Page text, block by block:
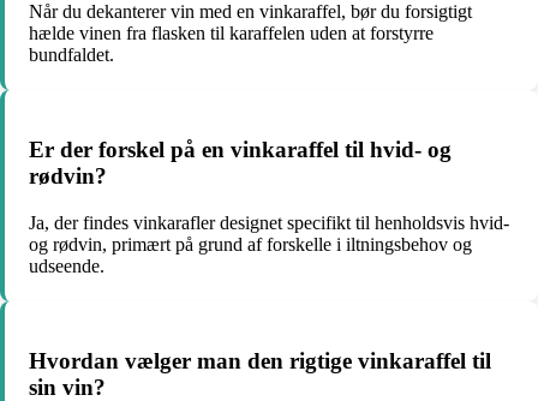
Når du dekanterer vin med en vinkaraffel, bør du forsigtigt
hælde vinen fra flasken til karaffelen uden at forstyrre
bundfaldet.
Er der forskel på en vinkaraffel til hvid- og
rødvin?
Ja, der findes vinkarafler designet specifikt til henholdsvis hvid-
og rødvin, primært på grund af forskelle i iltningsbehov og
udseende.
Hvordan vælger man den rigtige vinkaraffel til
sin vin?